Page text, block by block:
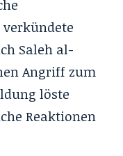
Saleh al-
Angriff zum
löste
Reaktionen